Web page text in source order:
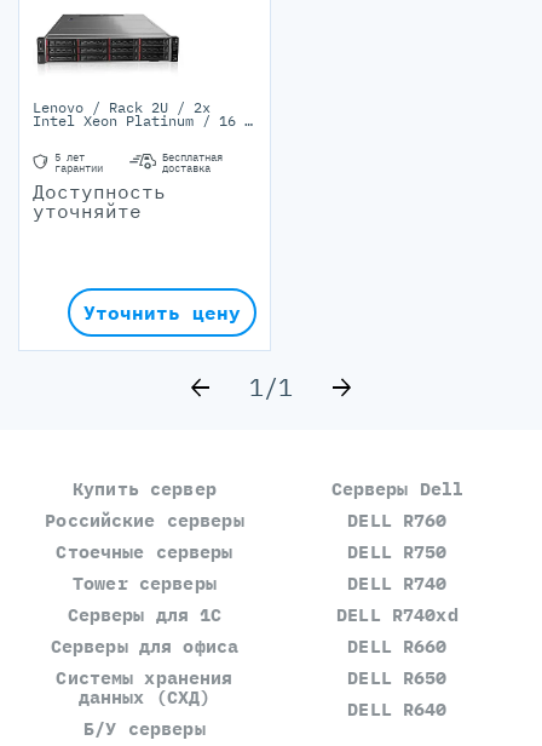
Lenovo / Rack 2U / 2х
Intel Xeon Platinum / 16 x
5 лет
гарантии
Бесплатная
доставка
Доступность
уточняйте
Уточнить цену
1/1
Купить сервер
Российские серверы
Стоечные серверы
Tower серверы
Серверы для 1С
Серверы для офиса
Системы хранения
данных (СХД)
Б/У серверы
Серверы Dell
DELL R760
DELL R750
DELL R740
DELL R740xd
DELL R660
DELL R650
DELL R640